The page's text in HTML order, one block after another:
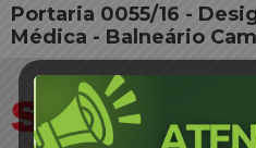
Portaria 0055/16 -
Médica - Balneário